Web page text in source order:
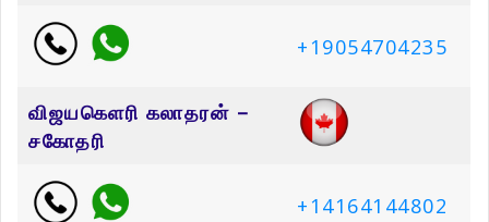
+19054704235
விஜயகெளரி கலாதரன் –
சகோதரி
+14164144802